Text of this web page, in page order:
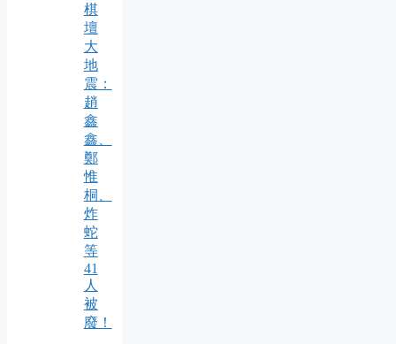
棋
壇
大
地
震：
趙
鑫
鑫、
鄭
惟
桐、
炸
蛇
等
41
人
被
廢！